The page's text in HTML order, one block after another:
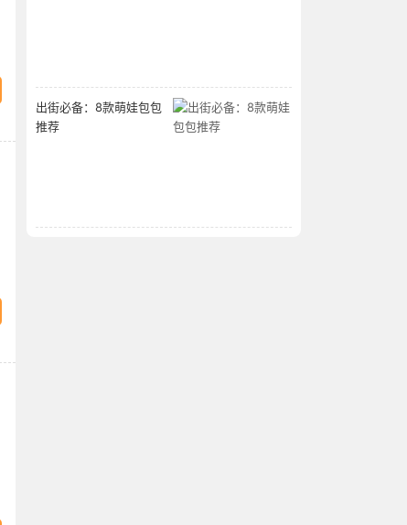
出街必备：8款萌娃包包
推荐